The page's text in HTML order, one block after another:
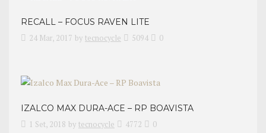
RECALL – FOCUS RAVEN LITE
24 Mar, 2017 by tecnocycle 5094 0
IZALCO MAX DURA-ACE – RP BOAVISTA
1 Set, 2018 by tecnocycle 4772 0